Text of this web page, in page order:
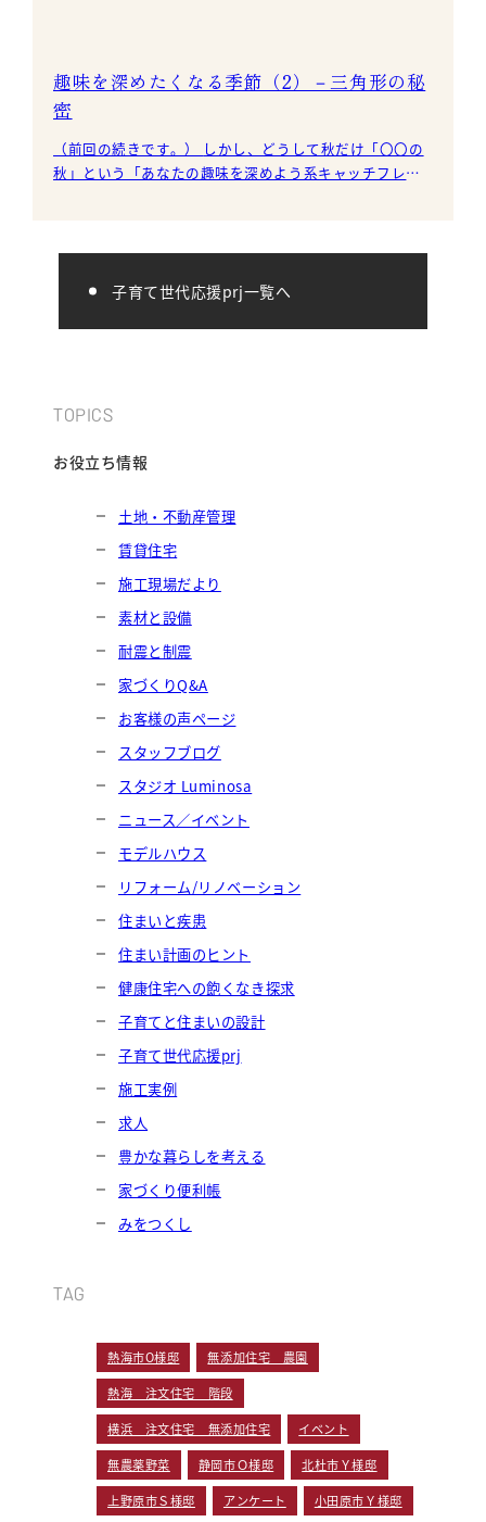
趣味を深めたくなる季節（2）－三角形の秘
密
（前回の続きです。） しかし、どうして秋だけ「〇〇の
秋」という「あなたの趣味を深めよう系キャッチフレー
子育て世代応援prj一覧へ
TOPICS
お役立ち情報
土地・不動産管理
賃貸住宅
施工現場だより
素材と設備
耐震と制震
家づくりQ&A
お客様の声ページ
スタッフブログ
スタジオ Luminosa
ニュース／イベント
モデルハウス
リフォーム/リノベーション
住まいと疾患
住まい計画のヒント
健康住宅への飽くなき探求
子育てと住まいの設計
子育て世代応援prj
施工実例
求人
豊かな暮らしを考える
家づくり便利帳
みをつくし
TAG
熱海市O様邸 無添加住宅 農園
熱海 注文住宅 階段
横浜 注文住宅 無添加住宅 イベント
無農薬野菜 静岡市Ｏ様邸 北杜市Ｙ様邸
上野原市Ｓ様邸 アンケート 小田原市Ｙ様邸